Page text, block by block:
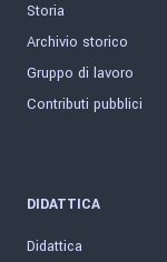
Storia
Archivio storico
Gruppo di lavoro
Contributi pubblici
DIDATTICA
Didattica